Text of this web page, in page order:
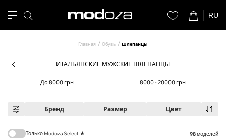
RU
Главная Обувь Шлепанцы
ИТАЛЬЯНСКИЕ МУЖСКИЕ ШЛЕПАНЦЫ
До 8000 грн 8000 - 20000 грн
Бренд Размер Цвет
Только Modoza Select ★ 98моделей